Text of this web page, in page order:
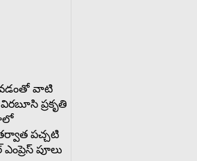
వాటి
ప్రకృతి
పచ్చటి
పూలు